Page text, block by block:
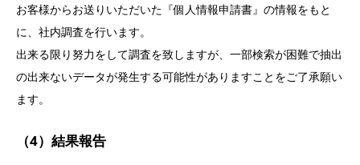
お客様からお送りいただいた『個人情報申請書』の情報をもと
に、社内調査を行います。
出来る限り努力をして調査を致しますが、一部検索が困難で抽出
の出来ないデータが発生する可能性がありますことをご了承願い
ます。
（4）結果報告